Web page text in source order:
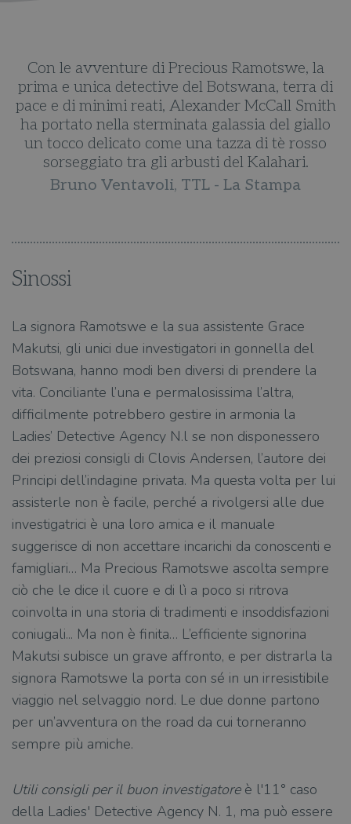
Con le avventure di Precious Ramotswe, la
prima e unica detective del Botswana, terra di
pace e di minimi reati, Alexander McCall Smith
ha portato nella sterminata galassia del giallo
un tocco delicato come una tazza di tè rosso
sorseggiato tra gli arbusti del Kalahari.
Bruno Ventavoli, TTL - La Stampa
Sinossi
La signora Ramotswe e la sua assistente Grace
Makutsi, gli unici due investigatori in gonnella del
Botswana, hanno modi ben diversi di prendere la
vita. Conciliante l’una e permalosissima l’altra,
difficilmente potrebbero gestire in armonia la
Ladies’ Detective Agency N.l se non disponessero
dei preziosi consigli di Clovis Andersen, l’autore dei
Principi dell’indagine privata. Ma questa volta per lui
assisterle non è facile, perché a rivolgersi alle due
investigatrici è una loro amica e il manuale
suggerisce di non accettare incarichi da conoscenti e
famigliari… Ma Precious Ramotswe ascolta sempre
ciò che le dice il cuore e di lì a poco si ritrova
coinvolta in una storia di tradimenti e insoddisfazioni
coniugali... Ma non è finita… L’efficiente signorina
Makutsi subisce un grave affronto, e per distrarla la
signora Ramotswe la porta con sé in un irresistibile
viaggio nel selvaggio nord. Le due donne partono
per un’avventura on the road da cui torneranno
sempre più amiche.
Utili consigli per il buon investigatore è l'11° caso
della Ladies' Detective Agency N. 1, ma può essere